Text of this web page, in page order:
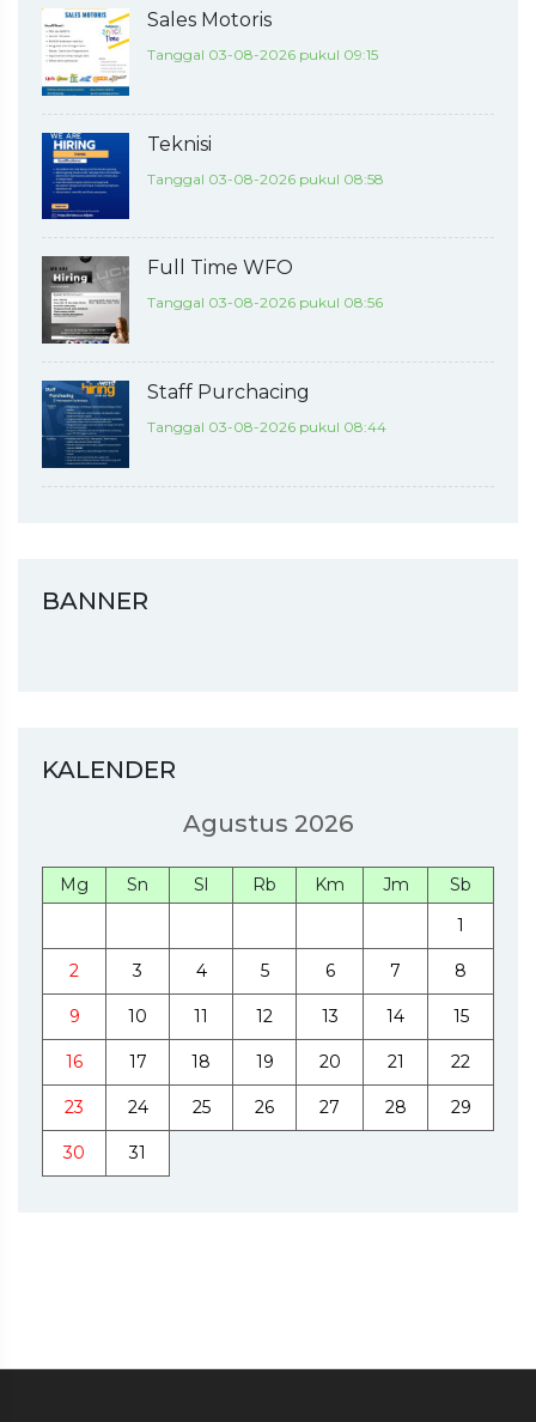
Sales Motoris
Tanggal 03-08-2026 pukul 09:15
Teknisi
Tanggal 03-08-2026 pukul 08:58
Full Time WFO
Tanggal 03-08-2026 pukul 08:56
Staff Purchacing
Tanggal 03-08-2026 pukul 08:44
BANNER
KALENDER
Agustus 2026
Mg Sn Sl Rb Km Jm
Sb
1
2 3 4 5 6 7 8
9 10 11 12 13 14 15
16 17 18 19 20 21 22
23 24 25 26 27 28 29
30 31